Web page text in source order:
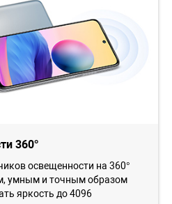
360°
освещенности на 360°
умным и точным образом
яркость до 4096